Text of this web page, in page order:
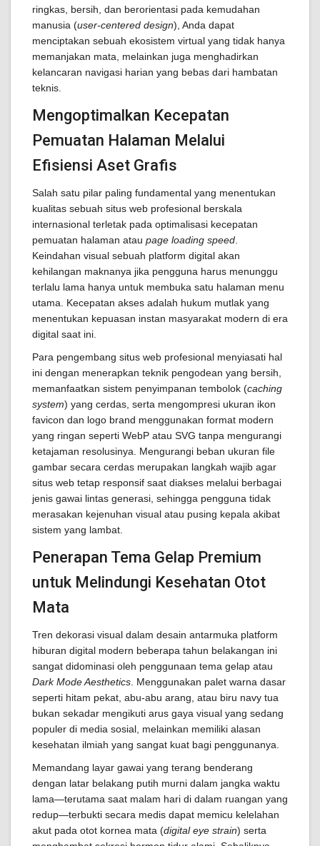
ringkas, bersih, dan berorientasi pada kemudahan
manusia (user-centered design), Anda dapat
menciptakan sebuah ekosistem virtual yang tidak hanya
memanjakan mata, melainkan juga menghadirkan
kelancaran navigasi harian yang bebas dari hambatan
teknis.
Mengoptimalkan Kecepatan
Pemuatan Halaman Melalui
Efisiensi Aset Grafis
Salah satu pilar paling fundamental yang menentukan
kualitas sebuah situs web profesional berskala
internasional terletak pada optimalisasi kecepatan
pemuatan halaman atau page loading speed
Keindahan visual sebuah platform digital akan
kehilangan maknanya jika pengguna harus menunggu
terlalu lama hanya untuk membuka satu halaman menu
utama. Kecepatan akses adalah hukum mutlak yang
menentukan kepuasan instan masyarakat modern di era
digital saat ini.
Para pengembang situs web profesional menyiasati hal
ini dengan menerapkan teknik pengodean yang bersih,
memanfaatkan sistem penyimpanan tembolok (caching
system) yang cerdas, serta mengompresi ukuran ikon
favicon dan logo brand menggunakan format modern
yang ringan seperti WebP atau SVG tanpa mengurangi
ketajaman resolusinya. Mengurangi beban ukuran file
gambar secara cerdas merupakan langkah wajib agar
situs web tetap responsif saat diakses melalui berbagai
jenis gawai lintas generasi, sehingga pengguna tidak
merasakan kejenuhan visual atau pusing kepala akibat
sistem yang lambat.
Penerapan Tema Gelap Premium
untuk Melindungi Kesehatan Otot
Mata
Tren dekorasi visual dalam desain antarmuka platform
hiburan digital modern beberapa tahun belakangan ini
sangat didominasi oleh penggunaan tema gelap atau
Dark Mode Aesthetics . Menggunakan palet warna dasar
seperti hitam pekat, abu-abu arang, atau biru navy tua
bukan sekadar mengikuti arus gaya visual yang sedang
populer di media sosial, melainkan memiliki alasan
kesehatan ilmiah yang sangat kuat bagi penggunanya.
Memandang layar gawai yang terang benderang
dengan latar belakang putih murni dalam jangka waktu
lama—terutama saat malam hari di dalam ruangan yang
redup—terbukti secara medis dapat memicu kelelahan
akut pada otot kornea mata (digital eye strain) serta